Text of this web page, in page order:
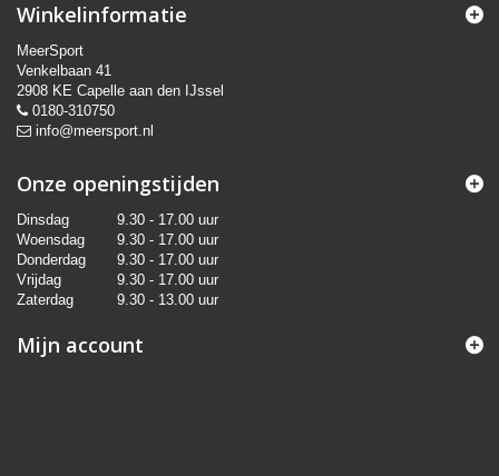
Winkelinformatie
MeerSport
Venkelbaan 41
2908 KE Capelle aan den IJssel
0180-310750
info@meersport.nl
Onze openingstijden
Dinsdag
9.30 - 17.00 uur
Woensdag
9.30 - 17.00 uur
Donderdag
9.30 - 17.00 uur
Vrijdag
9.30 - 17.00 uur
Zaterdag
9.30 - 13.00 uur
Mijn account